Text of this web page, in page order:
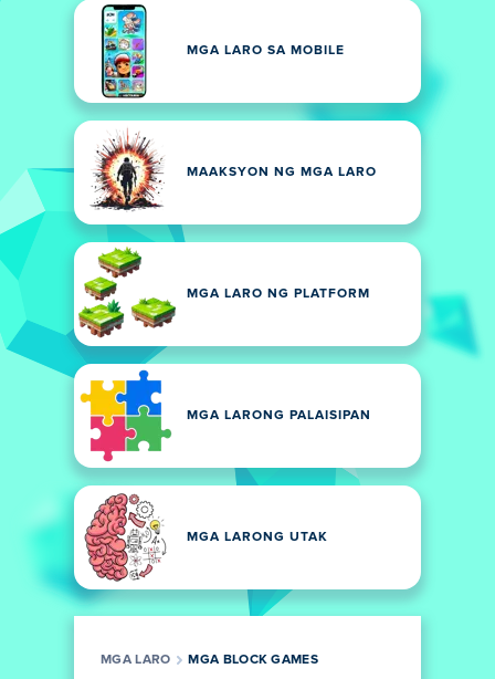
MGA LARO SA MOBILE
MAAKSYON NG MGA LARO
MGA LARO NG PLATFORM
MGA LARONG PALAISIPAN
MGA LARONG UTAK
MGA LARO MGA BLOCK GAMES